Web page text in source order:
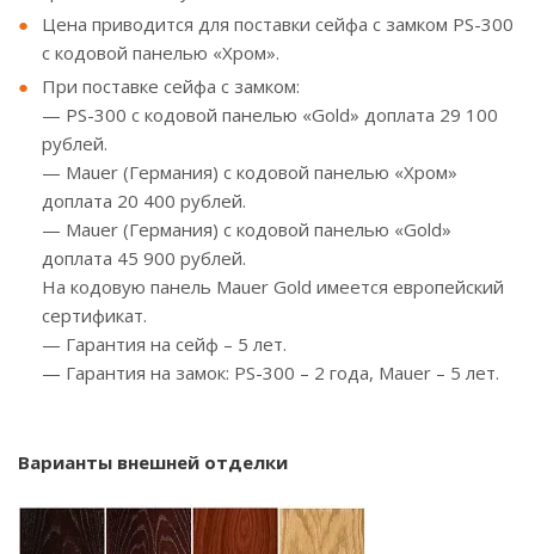
Цена приводится для поставки сейфа с замком PS-300
с кодовой панелью «Хром».
При поставке сейфа с замком:
— PS-300 с кодовой панелью «Gold» доплата 29 100
рублей.
— Mauer (Германия) с кодовой панелью «Хром»
доплата 20 400 рублей.
— Mauer (Германия) с кодовой панелью «Gold»
доплата 45 900 рублей.
На кодовую панель Mauer Gold имеется европейский
сертификат.
— Гарантия на сейф – 5 лет.
— Гарантия на замок: PS-300 – 2 года, Mauer – 5 лет.
Варианты внешней отделки